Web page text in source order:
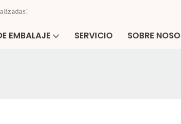
EMBALAJE SERVICIO SOBRE